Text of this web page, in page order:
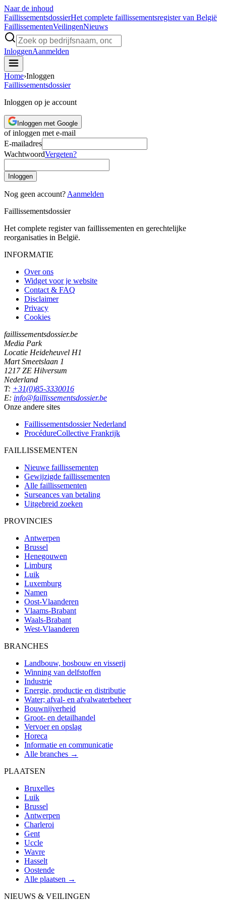
Naar de inhoud
FaillissementsdossierHet complete faillissementsregister van België
FaillissementenVeilingenNieuws
InloggenAanmelden
Home›Inloggen
Faillissementsdossier
Inloggen op je account
Inloggen met Google
of inloggen met e-mail
E-mailadres
WachtwoordVergeten?
Inloggen
Nog geen account? Aanmelden
Faillissementsdossier
Het complete register van faillissementen en gerechtelijke
reorganisaties in België.
INFORMATIE
Over ons
Widget voor je website
Contact & FAQ
Disclaimer
Privacy
Cookies
faillissementsdossier.be
Media Park
Locatie Heideheuvel H1
Mart Smeetslaan 1
1217 ZE Hilversum
Nederland
T: +31(0)85-3330016
E: info@faillissementsdossier.be
Onze andere sites
Faillissementsdossier Nederland
ProcédureCollective Frankrijk
FAILLISSEMENTEN
Nieuwe faillissementen
Gewijzigde faillissementen
Alle faillissementen
Surseances van betaling
Uitgebreid zoeken
PROVINCIES
Antwerpen
Brussel
Henegouwen
Limburg
Luik
Luxemburg
Namen
Oost-Vlaanderen
Vlaams-Brabant
Waals-Brabant
West-Vlaanderen
BRANCHES
Landbouw, bosbouw en visserij
Winning van delfstoffen
Industrie
Energie, productie en distributie
Water; afval- en afvalwaterbeheer
Bouwnijverheid
Groot- en detailhandel
Vervoer en opslag
Horeca
Informatie en communicatie
Alle branches →
PLAATSEN
Bruxelles
Luik
Brussel
Antwerpen
Charleroi
Gent
Uccle
Wavre
Hasselt
Oostende
Alle plaatsen →
NIEUWS & VEILINGEN